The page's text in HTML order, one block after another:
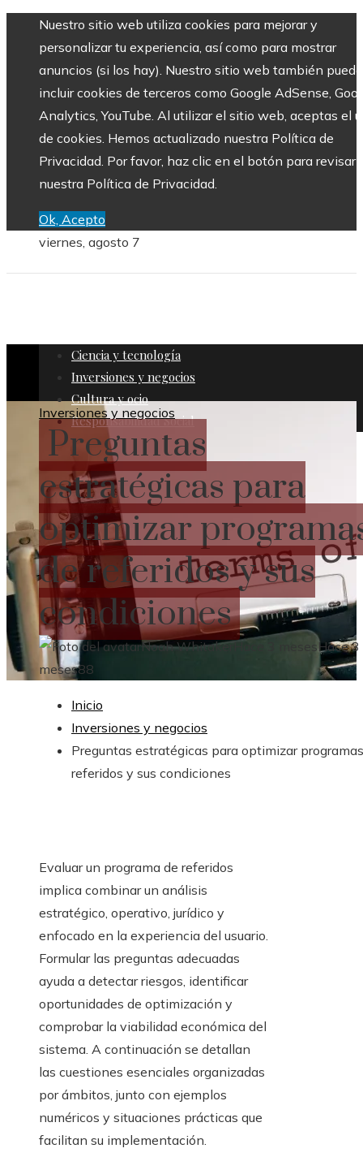
Nuestro sitio web utiliza cookies para mejorar y
personalizar tu experiencia, así como para mostrar
anuncios (si los hay). Nuestro sitio web también puede
incluir cookies de terceros como Google AdSense,
Analytics, YouTube. Al utilizar el sitio web, aceptas el
de cookies. Hemos actualizado nuestra Política de
Privacidad. Por favor, haz clic en el botón para revisar
nuestra Política de Privacidad.
Ok, Acepto
viernes, agosto 7
Ciencia y tecnología
Inversiones y negocios
Cultura y ocio
Responsabilidad Social
Inversiones y negocios
Preguntas
estratégicas para
optimizar
de referidos y sus
condiciones
Noah Whitaker Hace 3 mesesHace 3
meses88
Inicio
Inversiones y negocios
Preguntas estratégicas para optimizar
referidos y sus condiciones
Evaluar un programa de referidos
implica combinar un análisis
estratégico, operativo, jurídico y
enfocado en la experiencia del usuario.
Formular las preguntas adecuadas
ayuda a detectar riesgos, identificar
oportunidades de optimización y
comprobar la viabilidad económica del
sistema. A continuación se detallan
las cuestiones esenciales organizadas
por ámbitos, junto con ejemplos
numéricos y situaciones prácticas que
facilitan su implementación.